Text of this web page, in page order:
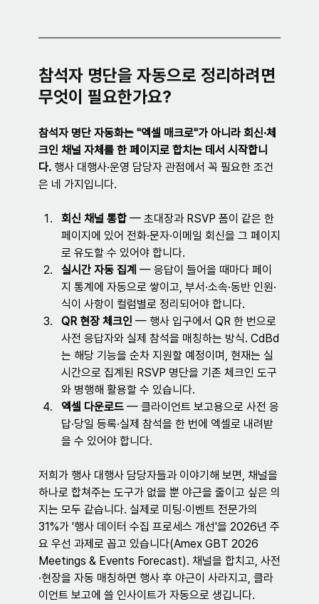
참석자 명단을 자동으로 정리하려면
무엇이 필요한가요?
참석자 명단 자동화는 "엑셀 매크로"가 아니라 회신·체
크인 채널 자체를 한 페이지로 합치는 데서 시작합니
다. 행사 대행사·운영 담당자 관점에서 꼭 필요한 조건
은 네 가지입니다.
회신 채널 통합 — 초대장과 RSVP 폼이 같은 한
페이지에 있어 전화·문자·이메일 회신을 그 페이지
로 유도할 수 있어야 합니다.
실시간 자동 집계 — 응답이 들어올 때마다 페이
지 통계에 자동으로 쌓이고, 부서·소속·동반 인원·
식이 사항이 컬럼별로 정리되어야 합니다.
QR 현장 체크인 — 행사 입구에서 QR 한 번으로
사전 응답자와 실제 참석을 매칭하는 방식. CdBd
는 해당 기능을 순차 지원할 예정이며, 현재는 실
시간으로 집계된 RSVP 명단을 기존 체크인 도구
와 병행해 활용할 수 있습니다.
엑셀 다운로드 — 클라이언트 보고용으로 사전 응
답·당일 등록·실제 참석을 한 번에 엑셀로 내려받
을 수 있어야 합니다.
저희가 행사 대행사 담당자들과 이야기해 보면, 채널을
하나로 합쳐주는 도구가 없을 뿐 야근을 줄이고 싶은 의
지는 모두 같습니다. 실제로 미팅·이벤트 전문가의
31%가 '행사 데이터 수집 프로세스 개선'을 2026년 주
요 우선 과제로 꼽고 있습니다(Amex GBT 2026
Meetings & Events Forecast). 채널을 합치고, 사전
·현장을 자동 매칭하면 행사 후 야근이 사라지고, 클라
이언트 보고에 쓸 인사이트가 자동으로 생깁니다.